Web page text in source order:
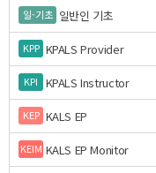
일-기초 일반인 기초
KPP KPALS Provider
KPI KPALS Instructor
KEP KALS EP
KEIM KALS EP Monitor